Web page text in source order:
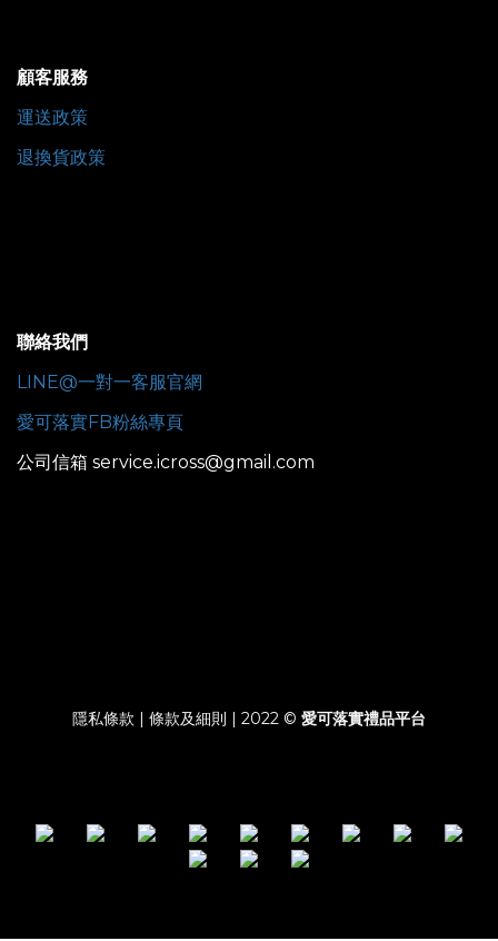
顧客服務
運送政策
退換貨政策
聯絡我們
LINE@一對一客服官網
愛可落實FB粉絲專頁
公司信箱 service.icross@gmail.com
隱私條款 | 條款及細則 | 2022 © 愛可落實禮品平台